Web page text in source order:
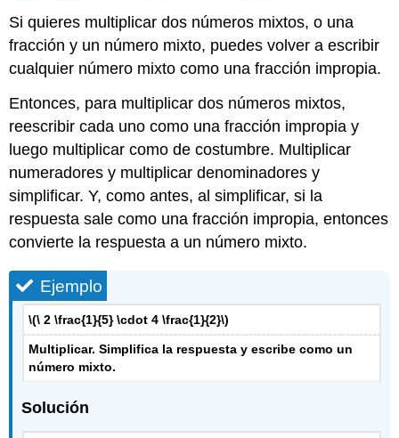
Si quieres multiplicar dos números mixtos, o una
fracción y un número mixto, puedes volver a escribir
cualquier número mixto como una fracción impropia.
Entonces, para multiplicar dos números mixtos,
reescribir cada uno como una fracción impropia y
luego multiplicar como de costumbre. Multiplicar
numeradores y multiplicar denominadores y
simplificar. Y, como antes, al simplificar, si la
respuesta sale como una fracción impropia, entonces
convierte la respuesta a un número mixto.
Ejemplo
\(\ 2 \frac{1}{5} \cdot 4 \frac{1}{2}\)
Multiplicar. Simplifica la respuesta y escribe como un
número mixto.
Solución